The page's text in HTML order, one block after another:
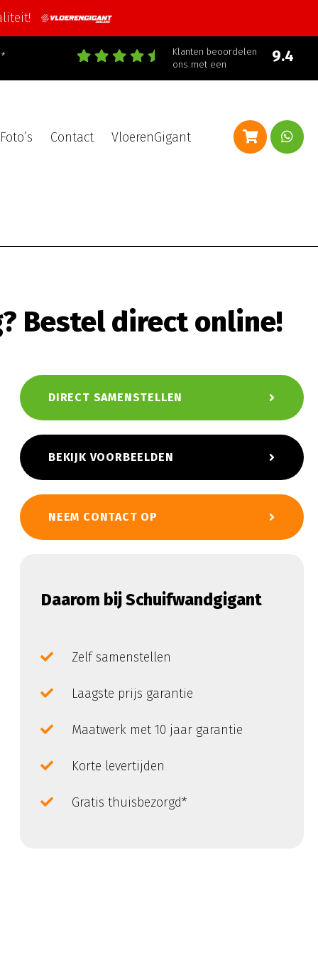
Klanten beoordelen
ons met een
9.4
Foto’s Contact VloerenGigant
Bestel direct online!
DIRECT SAMENSTELLEN
BEKIJK VOORBEELDEN
NEEM CONTACT OP
Daarom bij Schuifwandgigant
Zelf samenstellen
Laagste prijs garantie
Maatwerk met 10 jaar garantie
Korte levertijden
Gratis thuisbezorgd*